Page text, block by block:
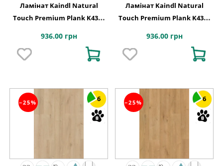
Ламінат Kaindl Natural
Touch Premium Plank K4382
936.00 грн
Ламінат Kaindl Natural
Touch Premium Plank K4384
936.00 грн
−25% 6 −25% 6